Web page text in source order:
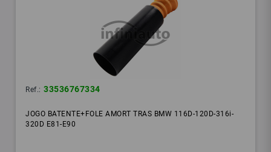
Ref.: 33536767334
JOGO BATENTE+FOLE AMORT TRAS BMW 116D-120D-316i-
320D E81-E90